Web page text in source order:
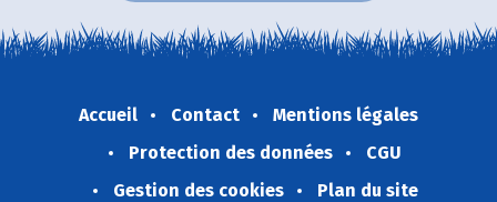
Accueil Contact
Mentions légales
Protection des données
CGU
Gestion des cookies
Plan du site